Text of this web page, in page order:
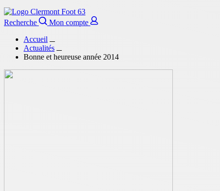
Recherche
Mon compte
Accueil
Actualités
Bonne et heureuse année 2014